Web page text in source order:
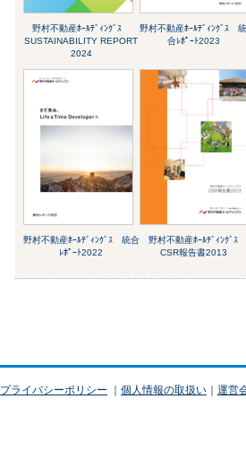
野村不動産ﾎｰﾙﾃﾞｨﾝｸﾞｽ
SUSTAINABILITY REPORT
2024
野村不動産ﾎｰﾙﾃﾞｨﾝｸﾞｽ
合ﾚﾎﾟｰﾄ2023
野村不動産ﾎｰﾙﾃﾞｨﾝｸﾞｽ 統合
ﾚﾎﾟｰﾄ2022
野村不動産ﾎｰﾙﾃﾞｨﾝｸﾞｽ
CSR報告書2013
プライバシーポリシー ｜ 個人情報の取扱い ｜ 運営